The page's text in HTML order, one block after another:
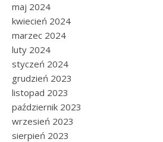
maj 2024
kwiecień 2024
marzec 2024
luty 2024
styczeń 2024
grudzień 2023
listopad 2023
październik 2023
wrzesień 2023
sierpień 2023